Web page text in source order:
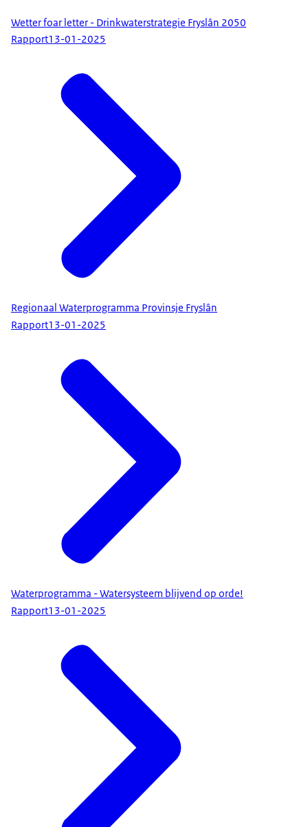
Wetter foar letter - Drinkwaterstrategie Fryslân 2050
Rapport13-01-2025
Regionaal Waterprogramma Provinsje Fryslân
Rapport13-01-2025
Waterprogramma - Watersysteem blijvend op orde!
Rapport13-01-2025